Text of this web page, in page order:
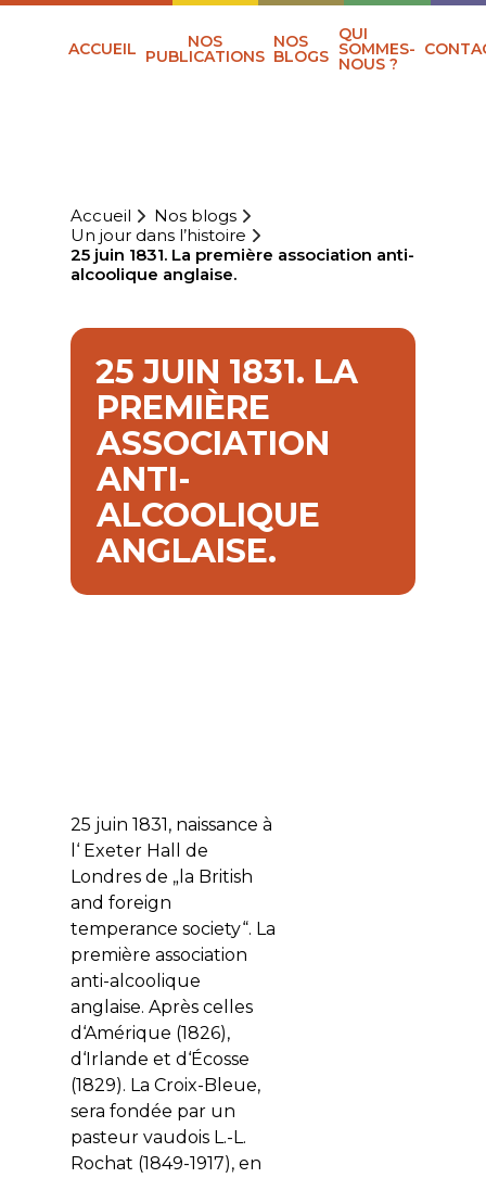
ACCUEIL NOS
PUBLICATIONS
NOS
BLOGS
QUI
SOMMES-
NOUS ?
Accueil
Nos blogs
Un jour dans l’histoire
25 juin 1831. La première association anti-
alcoolique anglaise.
25 JUIN 1831. LA
PREMIÈRE
ASSOCIATION
ANTI-
ALCOOLIQUE
ANGLAISE.
25 juin 1831, naissance à
l‘ Exeter Hall de
Londres de „la British
and foreign
temperance society“. La
première association
anti-alcoolique
anglaise. Après celles
d‘Amérique (1826),
d‘Irlande et d‘Écosse
(1829). La Croix-Bleue,
sera fondée par un
pasteur vaudois L.-L.
Rochat (1849-1917), en